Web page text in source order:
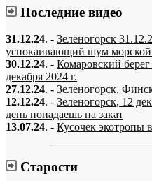
Последние видео
31.12.24. - Зеленогорск
успокаивающий шум
30.12.24. - Комаровский
декабря 2024 г.
27.12.24. - Зеленогорск,
12.12.24. - Зеленогорск, 12
день попадаешь на закат
13.07.24. - Кусочек экотропы
Старости